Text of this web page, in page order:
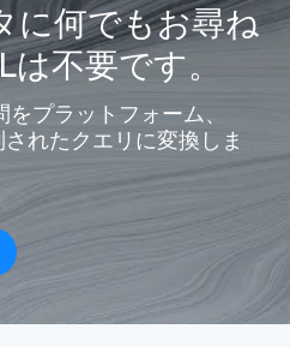
に何でもお尋ね
不要です。
プラットフォーム、
れたクエリに変換しま